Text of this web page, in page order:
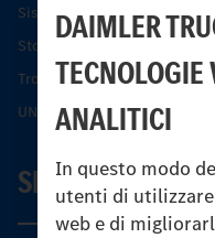
DAIMLER
TECNOLOGIE
ANALITICI
In questo modo
utenti di
web e di
Sistemi di assistenza alla
Storia dell’Unimog
Trovare un partner
UNI-TOUCH®
SERVIZIO